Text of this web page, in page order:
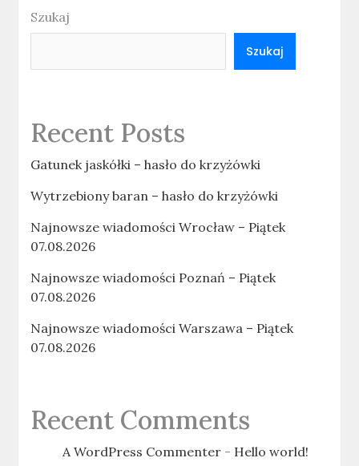
Szukaj
Szukaj
Recent Posts
Gatunek jaskółki – hasło do krzyżówki
Wytrzebiony baran – hasło do krzyżówki
Najnowsze wiadomości Wrocław – Piątek
07.08.2026
Najnowsze wiadomości Poznań – Piątek
07.08.2026
Najnowsze wiadomości Warszawa – Piątek
07.08.2026
Recent Comments
A WordPress Commenter - Hello world!